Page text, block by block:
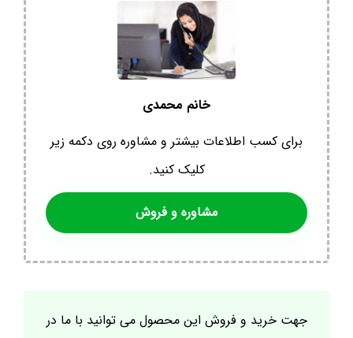
خانم محمدی
برای کسب اطلاعات بیشتر و مشاوره روی دکمه زیر
کلیک کنید.
مشاوره و فروش
جهت خرید و فروش این محصول می توانید با ما در